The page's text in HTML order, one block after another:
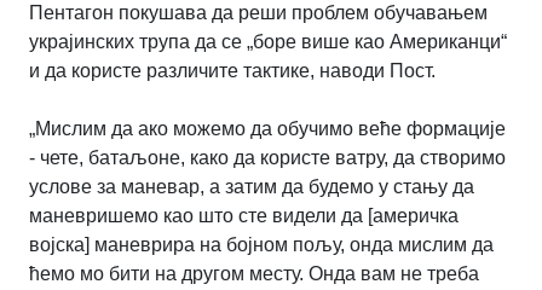
Пентагон покушава да реши проблем обучавањем
украјинских трупа да се „боре више као Американци“
и да користе различите тактике, наводи Пост.
„Мислим да ако можемо да обучимо веће формације
- чете, батаљоне, како да користе ватру, да створимо
услове за маневар, а затим да будемо у стању да
маневришемо као што сте видели да [америчка
војска] маневрира на бојном пољу, онда мислим да
ћемо мо бити на другом месту. Онда вам не треба